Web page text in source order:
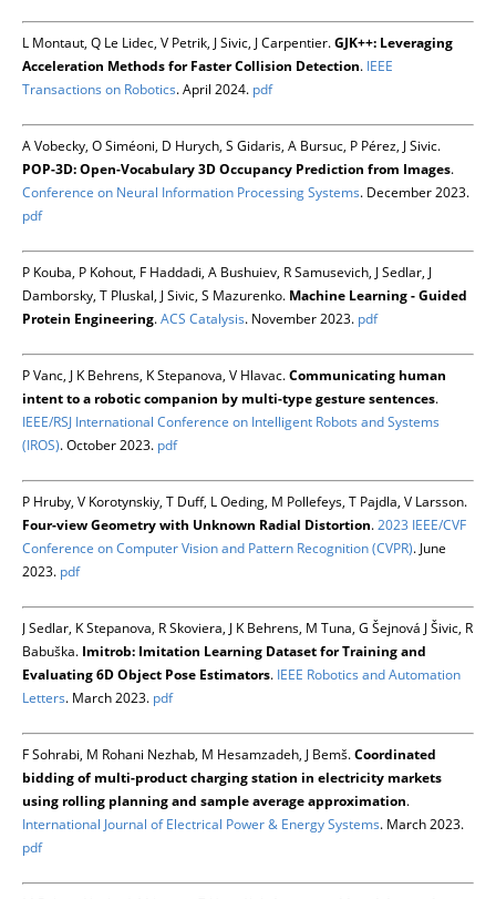
L Montaut, Q Le Lidec, V Petrik, J Sivic, J Carpentier.GJK++: Leveraging
Acceleration Methods for Faster Collision Detection. IEEE
Transactions on Robotics. April 2024. pdf
A Vobecky, O Siméoni, D Hurych, S Gidaris, A Bursuc, P Pérez, J Sivic.
POP-3D: Open-Vocabulary 3D Occupancy Prediction from Images.
Conference on Neural Information Processing Systems. December 2023.
pdf
P Kouba, P Kohout, F Haddadi, A Bushuiev, R Samusevich, J Sedlar, J
Damborsky, T Pluskal, J Sivic, S Mazurenko. Machine Learning - Guided
Protein Engineering.ACS Catalysis. November 2023. pdf
P Vanc, J K Behrens, K Stepanova, V Hlavac.Communicating human
intent to a robotic companion by multi-type gesture sentences.
IEEE/RSJ International Conference on Intelligent Robots and Systems
(IROS). October 2023. pdf
P Hruby, V Korotynskiy, T Duff, L Oeding, M Pollefeys, T Pajdla, V Larsson.
Four-view Geometry with Unknown Radial Distortion.2023 IEEE/CVF
Conference on Computer Vision and Pattern Recognition (CVPR). June
2023. pdf
J Sedlar, K Stepanova, R Skoviera, J K Behrens, M Tuna, G Šejnová J Šivic, R
Babuška. Imitrob: Imitation Learning Dataset for Training and
Evaluating 6D Object Pose Estimators. IEEE Robotics and Automation
Letters. March 2023. pdf
F Sohrabi, M Rohani Nezhab, M Hesamzadeh, J Bemš.Coordinated
bidding of multi-product charging station in electricity markets
using rolling planning and sample average approximation.
International Journal of Electrical Power & Energy Systems. March 2023.
pdf